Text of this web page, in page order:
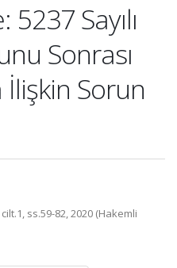
Sayılı
Sonrası
İlişkin Sorun
ss.59-82, 2020 (Hakemli